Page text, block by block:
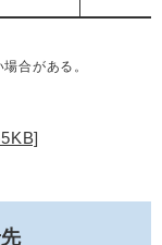
場合がある。